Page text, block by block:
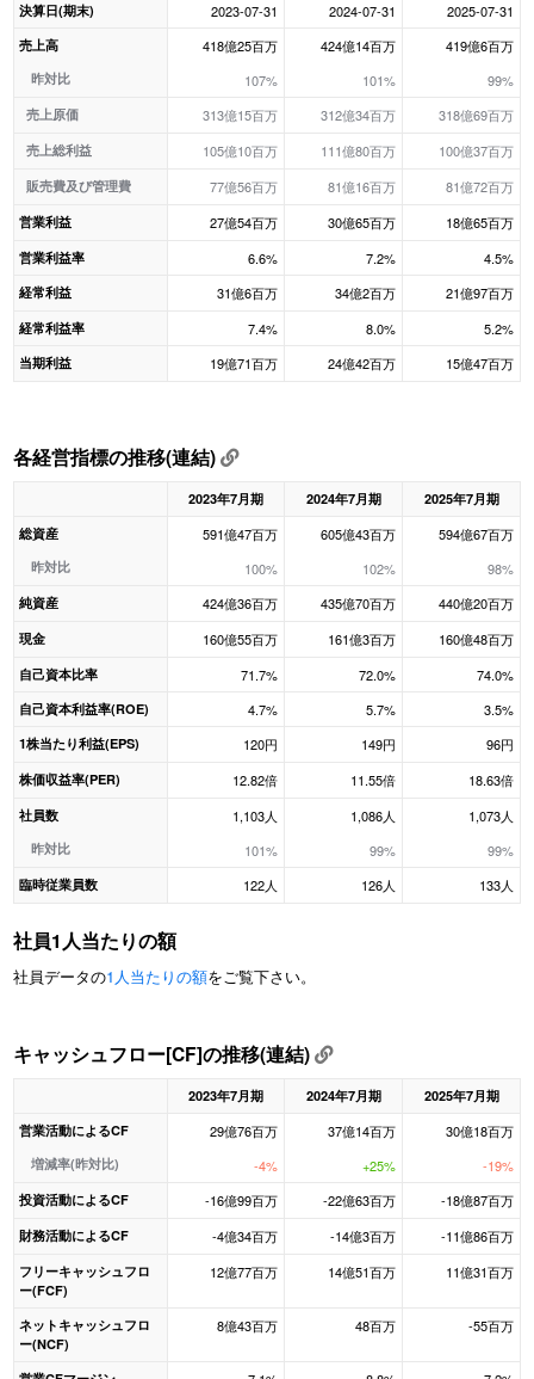
決算日(期末) 2023-07-31 2024-07-31 2025-07-31
売上高
昨対比
418億25百万
107%
424億14百万
101%
419億6百万
99%
売上原価 313億15百万 312億34百万 318億69百万
売上総利益 105億10百万 111億80百万 100億37百万
販売費及び管理費 77億56百万 81億16百万 81億72百万
営業利益 27億54百万 30億65百万 18億65百万
営業利益率 6.6% 7.2% 4.5%
経常利益 31億6百万 34億2百万 21億97百万
経常利益率 7.4% 8.0% 5.2%
当期利益 19億71百万 24億42百万 15億47百万
各経営指標の推移(連結)
2023年7月期 2024年7月期
2025年7月期
総資産
昨対比
591億47百万
100%
605億43百万
102%
594億67百万
98%
純資産 424億36百万 435億70百万 440億20百万
現金 160億55百万 161億3百万 160億48百万
自己資本比率 71.7% 72.0% 74.0%
自己資本利益率(ROE) 4.7% 5.7% 3.5%
1株当たり利益(EPS) 120円 149円 96円
株価収益率(PER) 12.82倍 11.55倍 18.63倍
社員数
昨対比
1,103人
101%
1,086人
99%
1,073人
99%
臨時従業員数 122人 126人 133人
社員1人当たりの額
社員データの1人当たりの額をご覧下さい。
キャッシュフロー[CF]の推移(連結)
2023年7月期 2024年7月期
2025年7月期
営業活動によるCF
増減率(昨対比)
29億76百万
-4%
37億14百万
+25%
30億18百万
-19%
投資活動によるCF -16億99百万 -22億63百万 -18億87百万
財務活動によるCF -4億34百万 -14億3百万 -11億86百万
フリーキャッシュフロ
ー(FCF)
12億77百万 14億51百万 11億31百万
ネットキャッシュフロ
ー(NCF)
8億43百万 48百万 -55百万